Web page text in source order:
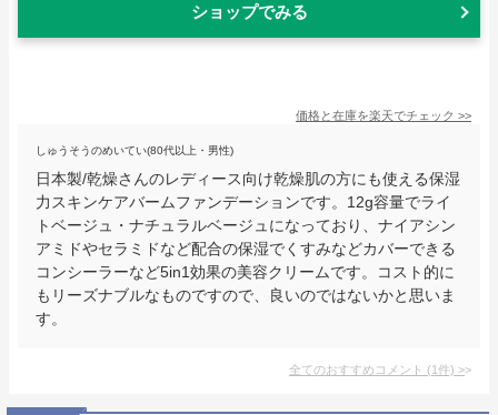
ショップでみる
価格と在庫を楽天でチェック >>
しゅうそうのめいてい(80代以上・男性)
日本製/乾燥さんのレディース向け乾燥肌の方にも使える保湿
力スキンケアバームファンデーションです。12g容量でライ
トベージュ・ナチュラルベージュになっており、ナイアシン
アミドやセラミドなど配合の保湿でくすみなどカバーできる
コンシーラーなど5in1効果の美容クリームです。コスト的に
もリーズナブルなものですので、良いのではないかと思いま
す。
全てのおすすめコメント (1件) >